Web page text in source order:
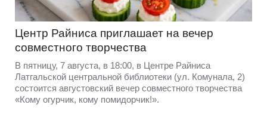
Центр Райниса приглашает на вечер
совместного творчества
В пятницу, 7 августа, в 18:00, в Центре Райниса
Латгальской центральной библиотеки (ул. Комунала, 2)
состоится августовский вечер совместного творчества
«Кому огурчик, кому помидорчик!».